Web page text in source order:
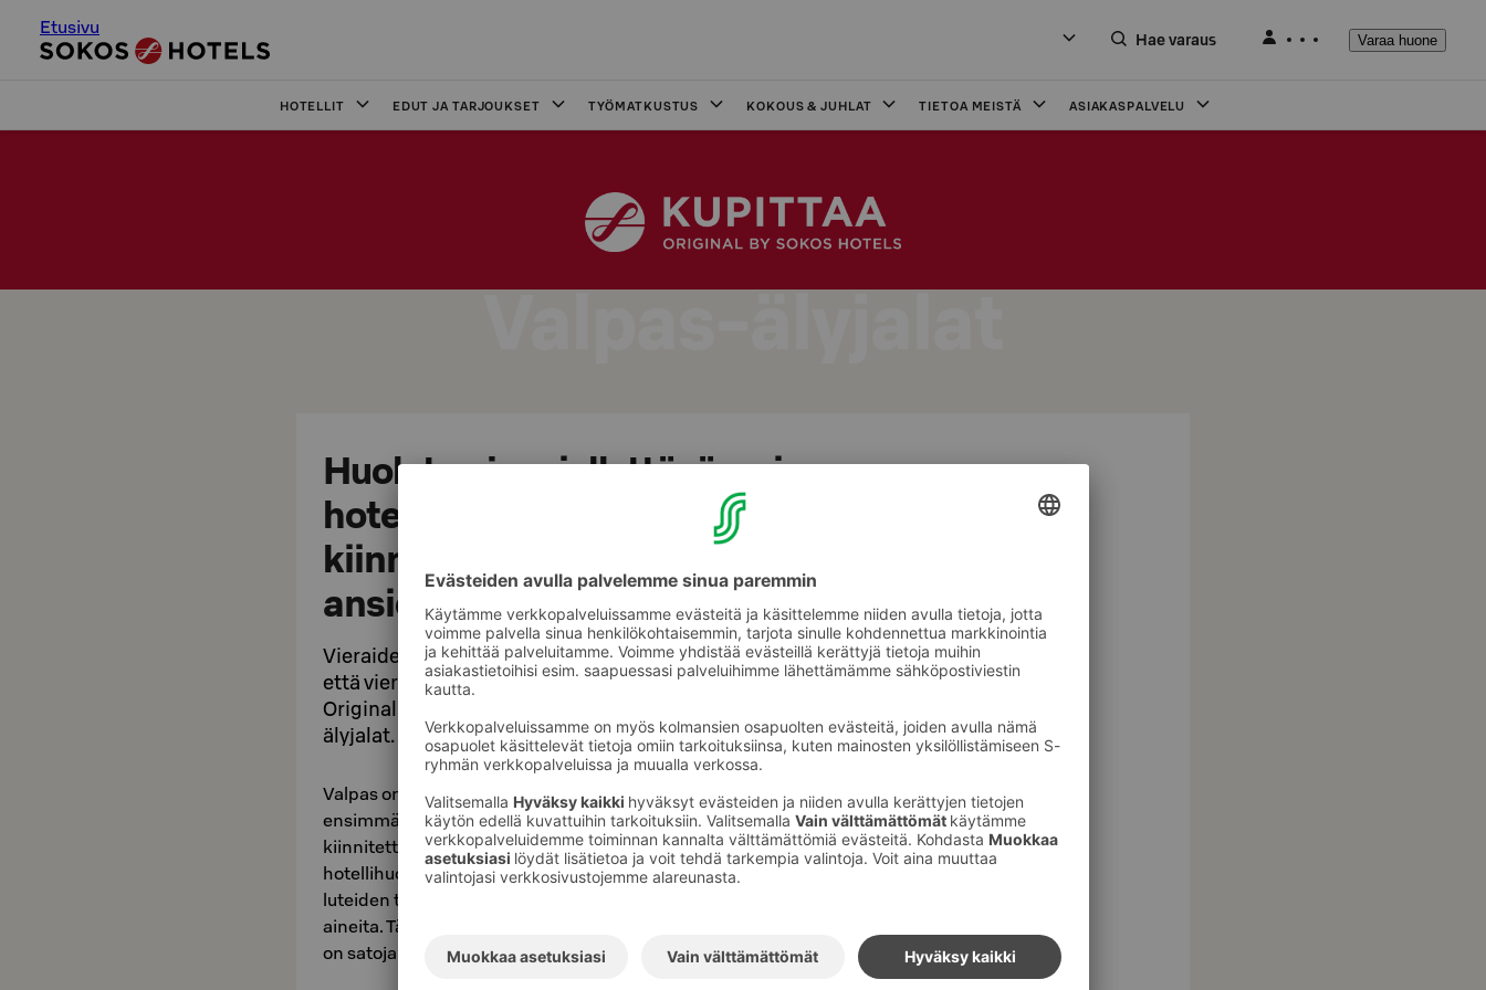
Etusivu
Hae varaus Varaa huone
HOTELLIT EDUT JA TARJOUKSET TYÖMATKUSTUS KOKOUS & JUHLAT TIETOA MEISTÄ ASIAKASPALVELU
Valpas-älyjalat
Huoleton ja miellyttävämpi
hotellivierailu sänkyihin
kiinnitettyjen Valpas-älyjalkojen
ansiosta
Vieraiden turvallisuus ja viihtyminen on meille ensiarvoisen tärkeää ja haluamme,
että vierailusi sujuisi mahdollisimman huolettomasti. Sen vuoksi olemme ottaneet
Original Sokos Hotel Kupittaalle käyttöön kaikissa hotellihuoneissamme Valpas-
älyjalat.
Valpas on suomalainen yritys, joka on kehittänyt maailman
ensimmäiset hotelleille suunnatut älyjalat. Nämä sänkyihin
kiinnitettävät älyjalat tunnistavat luteet ja takaavat lutikkavapaan
hotellihuoneen. Valpas-älyjalat ovat vastuullinen valinta, sillä
luteiden torjunta tapahtuu täysin myrkyttömästi ilman torjunta-
aineita. Tällä hetkellä Valppaan teknologiaa hyödyntäviä hotelleja
on satoja ympäri maailmaa.